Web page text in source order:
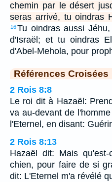
chemin par le désert
seras arrivé, tu oindras
16Tu oindras aussi
d'Israël; et tu oindras
d'Abel-Mehola, pour
Références Croisées
2 Rois 8:8
Le roi dit à Hazaël:
va au-devant de
l'Eternel, en disant:
2 Rois 8:13
Hazaël dit: Mais
chien, pour faire de si
dit: L'Eternel m'a révélé